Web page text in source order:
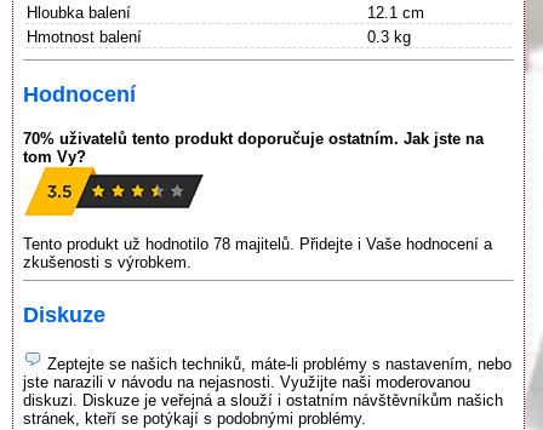
Hloubka balení
12.1 cm
Hmotnost balení
0.3 kg
Hodnocení
70% uživatelů tento produkt doporučuje ostatním. Jak jste na
tom Vy?
Tento produkt už hodnotilo 78 majitelů. Přidejte i Vaše hodnocení a
zkušenosti s výrobkem.
Diskuze
Zeptejte se našich techniků, máte-li problémy s nastavením, nebo
jste narazili v návodu na nejasnosti. Využijte naši moderovanou
diskuzi. Diskuze je veřejná a slouží i ostatním návštěvníkům našich
stránek, kteří se potýkají s podobnými problémy.